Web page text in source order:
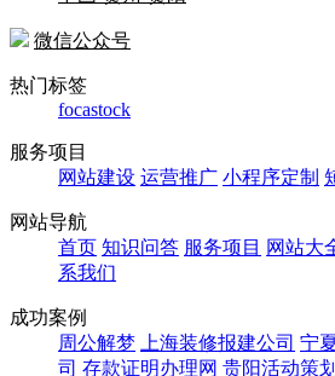
微信公众号
热门标签
focastock
服务项目
网站建设 运营推广 小程序定制
网站导航
首页 知识问答 服务项目 网站大
系我们
成功案例
周公解梦
上海装修报建公司 宁
司 存款证明办理网 贵阳活动策